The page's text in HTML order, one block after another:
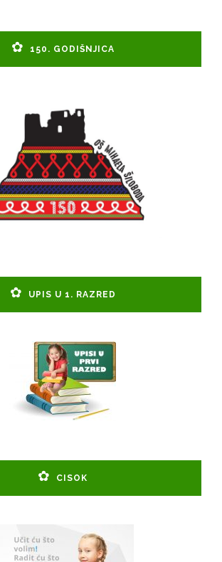
150. GODIŠNJICA
UPIS U 1. RAZRED
CISOK